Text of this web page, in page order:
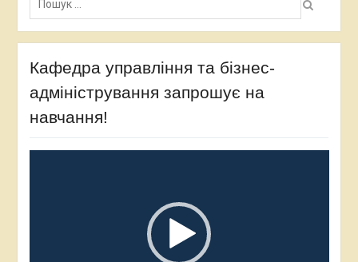
Кафедра управління та бізнес-
адміністрування запрошує на
навчання!